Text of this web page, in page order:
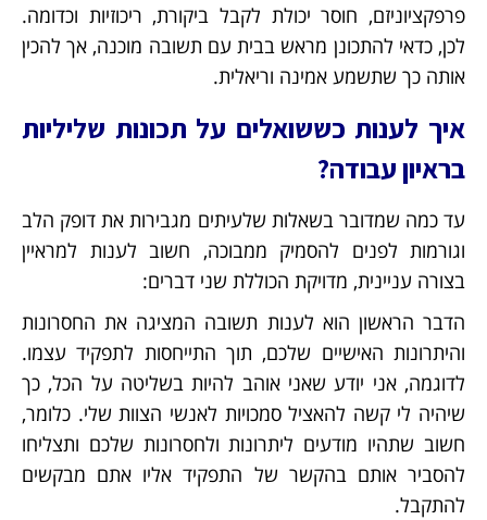
פרפקציוניזם, חוסר יכולת לקבל ביקורת, ריכוזיות וכדומה.
לכן, כדאי להתכונן מראש בבית עם תשובה מוכנה, אך להכין
אותה כך שתשמע אמינה וריאלית.
איך לענות כששואלים על תכונות שליליות
בראיון עבודה?
עד כמה שמדובר בשאלות שלעיתים מגבירות את דופק הלב
וגורמות לפנים להסמיק ממבוכה, חשוב לענות למראיין
בצורה עניינית, מדויקת הכוללת שני דברים:
הדבר הראשון הוא לענות תשובה המציגה את החסרונות
והיתרונות האישיים שלכם, תוך התייחסות לתפקיד עצמו.
לדוגמה, אני יודע שאני אוהב להיות בשליטה על הכל, כך
שיהיה לי קשה להאציל סמכויות לאנשי הצוות שלי. כלומר,
חשוב שתהיו מודעים ליתרונות ולחסרונות שלכם ותצליחו
להסביר אותם בהקשר של התפקיד אליו אתם מבקשים
להתקבל.